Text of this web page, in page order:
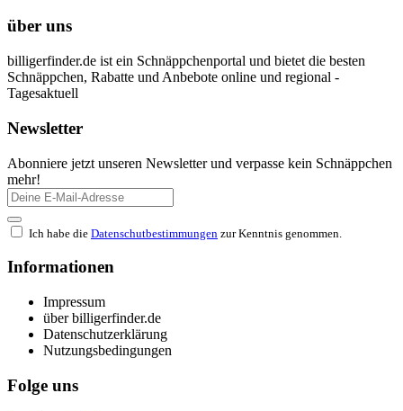
über uns
billigerfinder.de ist ein Schnäppchenportal und bietet die besten
Schnäppchen, Rabatte und Anbebote online und regional -
Tagesaktuell
Newsletter
Abonniere jetzt unseren Newsletter und verpasse kein Schnäppchen
mehr!
Ich habe die Datenschutbestimmungen zur Kenntnis genommen.
Informationen
Impressum
über billigerfinder.de
Datenschutzerklärung
Nutzungsbedingungen
Folge uns